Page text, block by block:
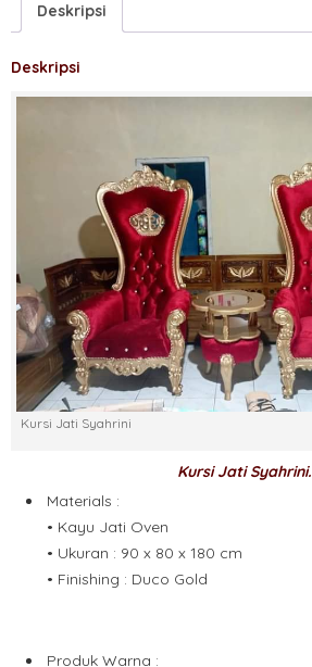
Deskripsi
Deskripsi
Kursi Jati Syahrini
Kursi Jati Syahrini.
Materials :
• Kayu Jati Oven
• Ukuran : 90 x 80 x 180 cm
• Finishing : Duco Gold
Produk Warna :